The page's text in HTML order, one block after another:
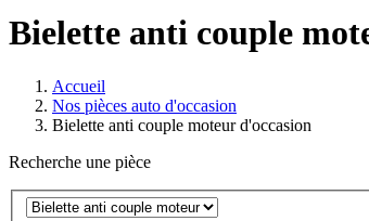
Bielette anti couple
Accueil
Nos pièces auto d'occasion
Bielette anti couple moteur d'occasion
Recherche une pièce